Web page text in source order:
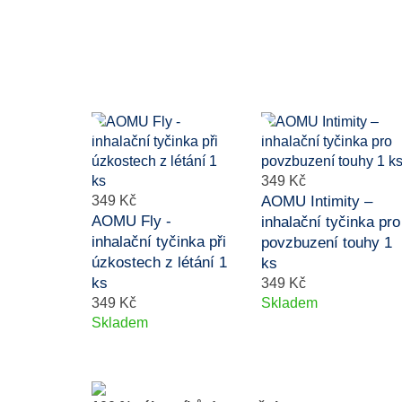
349 Kč
AOMU Fly -
inhalační tyčinka při
úzkostech z létání 1
ks
349 Kč
Skladem
349 Kč
AOMU Intimity –
inhalační tyčinka pro
povzbuzení touhy 1
ks
349 Kč
Skladem